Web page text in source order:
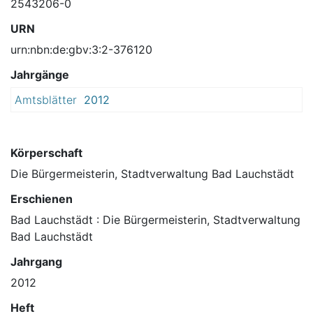
2543206-0
URN
urn:nbn:de:gbv:3:2-376120
Jahrgänge
Amtsblätter 2012
Körperschaft
Die Bürgermeisterin, Stadtverwaltung Bad Lauchstädt
Erschienen
Bad Lauchstädt : Die Bürgermeisterin, Stadtverwaltung
Bad Lauchstädt
Jahrgang
2012
Heft